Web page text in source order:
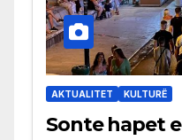
AKTUALITET KULTURË
Sonte hapet